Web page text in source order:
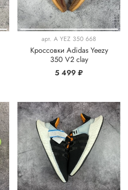
арт. A YEZ 350 668
Кроссовки Adidas Yeezy
350 V2 clay
5 499 ₽